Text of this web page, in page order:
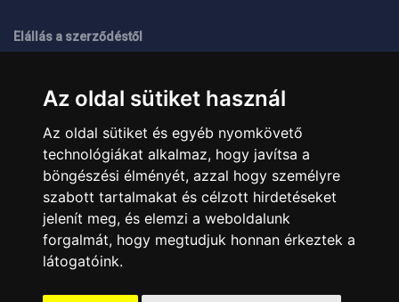
Az oldal sütiket használ
Az oldal sütiket és egyéb nyomkövető
technológiákat alkalmaz, hogy javítsa a
böngészési élményét, azzal hogy személyre
szabott tartalmakat és célzott hirdetéseket
jelenít meg, és elemzi a weboldalunk
forgalmát, hogy megtudjuk honnan érkeztek a
látogatóink.
Elállás a szerződéstől
+36 1 445 4161
info@landcomputer.hu
1148 Budapest, Nagy Lajos király útja 24.
Nyitvatartás és kapcsolat
PARTNEREINK
Árukereső.hu